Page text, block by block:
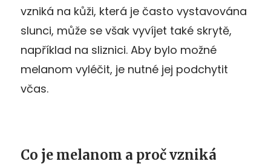
vzniká na kůži, která je často vystavována
slunci, může se však vyvíjet také skrytě,
například na sliznici. Aby bylo možné
melanom vyléčit, je nutné jej podchytit
včas.
Co je melanom a proč vzniká